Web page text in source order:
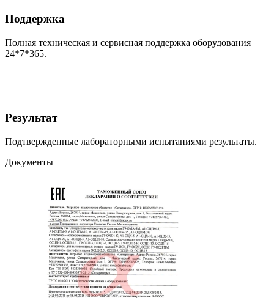
Поддержка
Полная техническая и сервисная поддержка оборудования
24*7*365.
Результат
Подтвержденные лабораторными испытаниями результаты.
Документы